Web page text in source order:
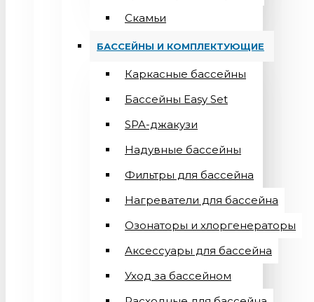
Скамьи
БАССЕЙНЫ И КОМПЛЕКТУЮЩИЕ
Каркасные бассейны
Бассейны Easy Set
SPA-джакузи
Надувные бассейны
Фильтры для бассейна
Нагреватели для бассейна
Озонаторы и хлоргенераторы
Аксессуары для бассейна
Уход за бассейном